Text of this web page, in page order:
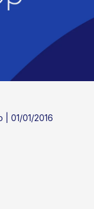
01/01/2016